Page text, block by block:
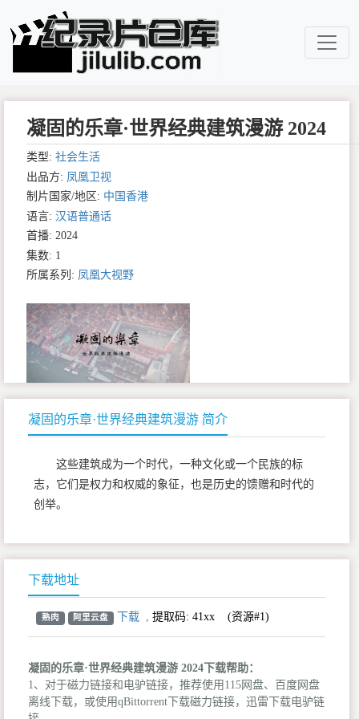
凝固的乐章·世界经典建筑漫游 2024
类型: 社会生活
出品方: 凤凰卫视
制片国家/地区: 中国香港
语言: 汉语普通话
首播: 2024
集数: 1
所属系列: 凤凰大视野
凝固的乐章·世界经典建筑漫游 简介
这些建筑成为一个时代，一种文化或一个民族的标
志，它们是权力和权威的象征，也是历史的馈赠和时代的
创举。
下载地址
熟肉 阿里云盘 下载 , 提取码:41xx (资源#1)
凝固的乐章·世界经典建筑漫游 2024下载帮助：
1、对于磁力链接和电驴链接，推荐使用115网盘、百度网盘
离线下载，或使用qBittorrent下载磁力链接，迅雷下载电驴链